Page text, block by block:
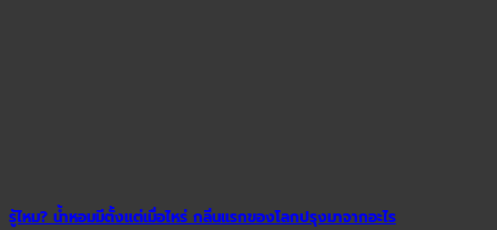
รู้ไหม? น้ำหอมมีตั้งแต่เมื่อไหร่ กลิ่นแรกของโลกปรุงมาจากอะไร